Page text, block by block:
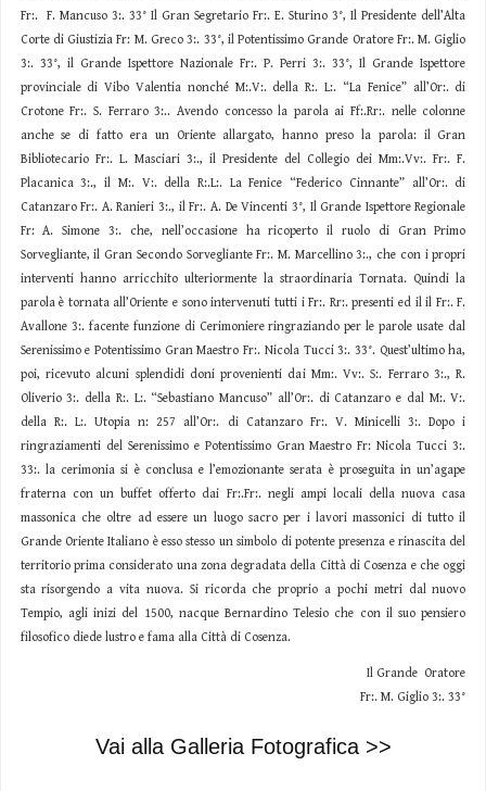
Fr:. F. Mancuso 3:. 33° Il Gran Segretario Fr:. E. Sturino 3°, Il Presidente dell’Alta
Corte di Giustizia Fr: M. Greco 3:. 33°, il Potentissimo Grande Oratore Fr:. M. Giglio
3:. 33°, il Grande Ispettore Nazionale Fr:. P. Perri 3:. 33°, Il Grande Ispettore
provinciale di Vibo Valentia nonché M:.V:. della R:. L:. “La Fenice” all’Or:. di
Crotone Fr:. S. Ferraro 3:.. Avendo concesso la parola ai Ff:.Rr:. nelle colonne
anche se di fatto era un Oriente allargato, hanno preso la parola: il Gran
Bibliotecario Fr:. L. Masciari 3:., il Presidente del Collegio dei Mm:.Vv:. Fr:. F.
Placanica 3:., il M:. V:. della R:.L:. La Fenice “Federico Cinnante” all’Or:. di
Catanzaro Fr:. A. Ranieri 3:., il Fr:. A. De Vincenti 3°, Il Grande Ispettore Regionale
Fr: A. Simone 3:. che, nell’occasione ha ricoperto il ruolo di Gran Primo
Sorvegliante, il Gran Secondo Sorvegliante Fr:. M. Marcellino 3:., che con i propri
interventi hanno arricchito ulteriormente la straordinaria Tornata. Quindi la
parola è tornata all’Oriente e sono intervenuti tutti i Fr:. Rr:. presenti ed il il Fr:. F.
Avallone 3:. facente funzione di Cerimoniere ringraziando per le parole usate dal
Serenissimo e Potentissimo Gran Maestro Fr:. Nicola Tucci 3:. 33°. Quest’ultimo ha,
poi, ricevuto alcuni splendidi doni provenienti dai Mm:. Vv:. S:. Ferraro 3:., R.
Oliverio 3:. della R:. L:. “Sebastiano Mancuso” all’Or:. di Catanzaro e dal M:. V:.
della R:. L:. Utopia n: 257 all’Or:. di Catanzaro Fr:. V. Minicelli 3:. Dopo i
ringraziamenti del Serenissimo e Potentissimo Gran Maestro Fr: Nicola Tucci 3:.
33:. la cerimonia si è conclusa e l’emozionante serata è proseguita in un’agape
fraterna con un buffet offerto dai Fr:.Fr:. negli ampi locali della nuova casa
massonica che oltre ad essere un luogo sacro per i lavori massonici di tutto il
Grande Oriente Italiano è esso stesso un simbolo di potente presenza e rinascita del
territorio prima considerato una zona degradata della Città di Cosenza e che oggi
sta risorgendo a vita nuova. Si ricorda che proprio a pochi metri dal nuovo
Tempio, agli inizi del 1500, nacque Bernardino Telesio che con il suo pensiero
filosofico diede lustro e fama alla Città di Cosenza.
Il Grande Oratore
Fr:. M. Giglio 3:. 33°
Vai alla Galleria Fotografica >>